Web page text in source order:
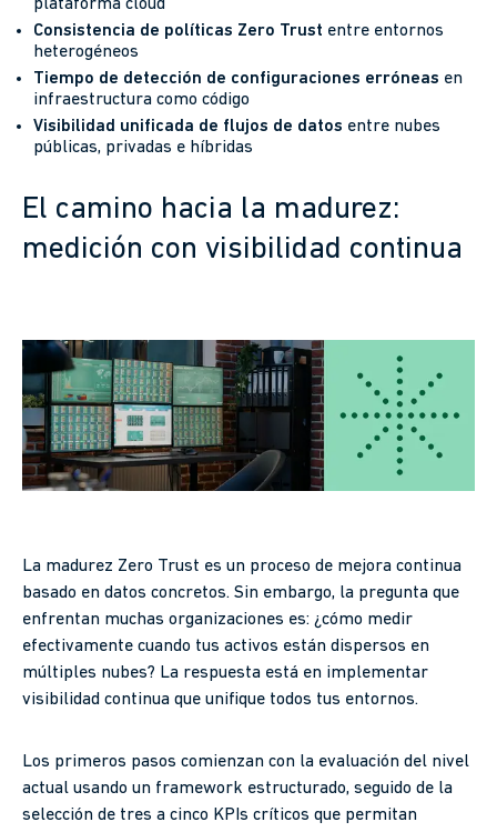
plataforma cloud
Consistencia de políticas Zero Trust entre entornos
heterogéneos
Tiempo de detección de configuraciones erróneas en
infraestructura como código
Visibilidad unificada de flujos de datos entre nubes
públicas, privadas e híbridas
El camino hacia la madurez:
medición con visibilidad continua
La madurez Zero Trust es un proceso de mejora continua
basado en datos concretos. Sin embargo, la pregunta que
enfrentan muchas organizaciones es: ¿cómo medir
efectivamente cuando tus activos están dispersos en
múltiples nubes? La respuesta está en implementar
visibilidad continua que unifique todos tus entornos.
Los primeros pasos comienzan con la evaluación del nivel
actual usando un framework estructurado, seguido de la
selección de tres a cinco KPIs críticos que permitan